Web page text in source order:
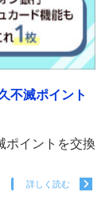
不滅ポイント
ポイントを交換
詳しく読む